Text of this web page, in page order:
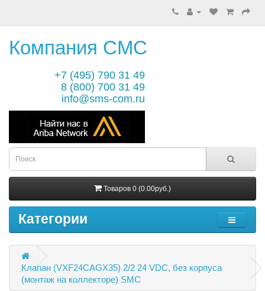
Компания СМС
+7 (495) 790 31 49
8 (800) 700 31 49
info@sms-com.ru
Товаров 0 (0.00руб.)
Категории
Клапан (VXF24CAGX35) 2/2 24 VDC, без корпуса
(монтаж на коллекторе) SMC